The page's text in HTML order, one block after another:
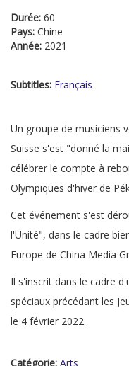
Durée: 60
Pays: Chine
Année: 2021
Subtitles: Français
Un groupe de musiciens
Suisse s'est "donné la
célébrer le compte à
Olympiques d'hiver de
Cet événement s'est
l'Unité", dans le cadre
Europe de China Media
Il s'inscrit dans le cadre
spéciaux précédant les
le 4 février 2022.
Catégorie: Arts